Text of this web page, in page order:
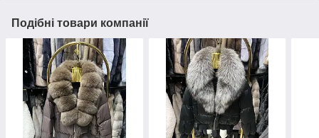
Подібні товари компанії